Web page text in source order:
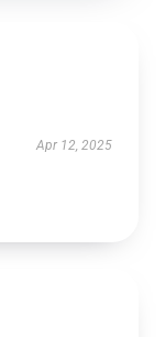
Apr 12, 2025